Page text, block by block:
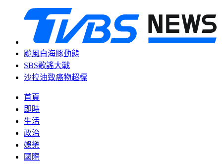
颱風白海豚動態
SBS歌謠大戰
沙拉油致癌物超標
首頁
即時
生活
政治
娛樂
國際